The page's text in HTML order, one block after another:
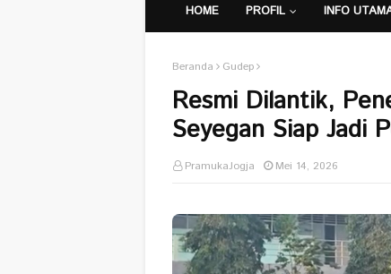
HOME PROFIL INFO
Beranda Gudep
Resmi Dilantik,
Seyegan Siap Jadi
PramukaJogja Mei 14, 2026